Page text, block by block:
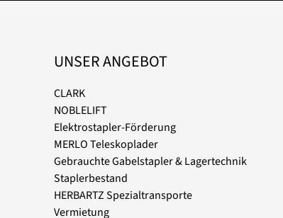
UNSER ANGEBOT
CLARK
NOBLELIFT
Elektrostapler-Förderung
MERLO Teleskoplader
Gebrauchte Gabelstapler & Lagertechnik
Staplerbestand
HERBARTZ Spezialtransporte
Vermietung